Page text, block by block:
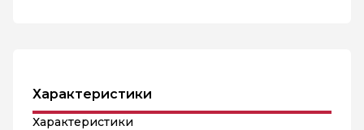
Характеристики
Характеристики